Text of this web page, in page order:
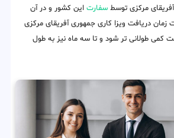
مرکزی توسط سفارت این کشور و در آن
زمان دریافت ویزا کاری جمهوری آفریقای مرکزی
کمی طولانی تر شود و تا سه ماه نیز به طول